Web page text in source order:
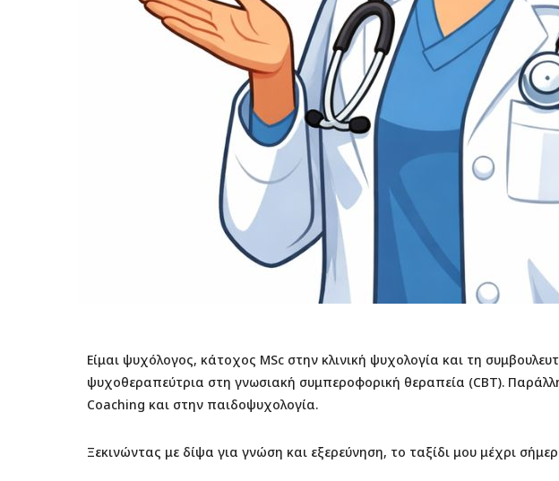
Είμαι ψυχόλογος, κάτοχος MSc στην κλινική ψυχολογία και τη
ψυχοθεραπεύτρια στη γνωσιακή συμπεροφορική θεραπεία (CBT).
Coaching και στην παιδοψυχολογία.
Ξεκινώντας με δίψα για γνώση και εξερεύνηση, το ταξίδι μου μέχρι